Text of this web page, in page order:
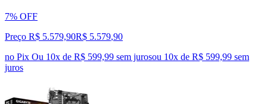
7% OFF
Preço R$ 5.579,90R$ 5.579,90
no Pix Ou 10x de R$ 599,99 sem jurosou 10x de R$ 599,99 sem
juros